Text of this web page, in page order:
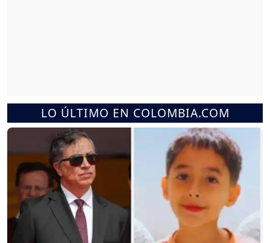
LO ÚLTIMO EN COLOMBIA.COM